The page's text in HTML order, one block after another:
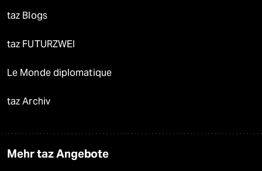
taz Blogs
taz FUTURZWEI
Le Monde diplomatique
taz Archiv
Mehr taz Angebote